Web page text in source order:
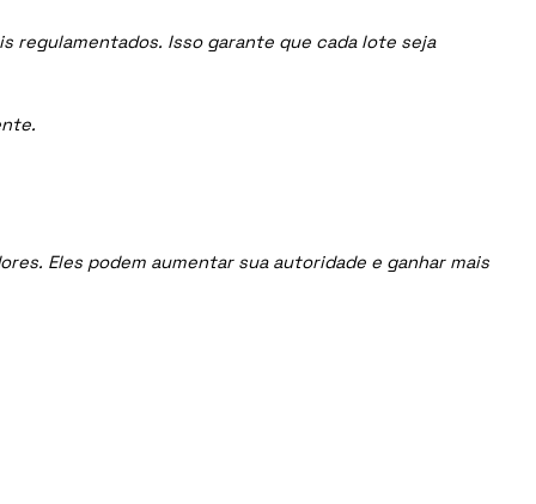
Isso garante que cada lote seja
Eles podem aumentar sua autoridade e ganhar mais